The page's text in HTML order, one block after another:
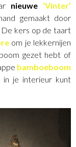
nieuwe ‘Vinter’
gemaakt door
De kers op de taart
om je lekkernijen
gezet hebt of
bamboeboom
in je interieur kunt